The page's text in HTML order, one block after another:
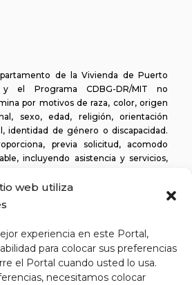
web utiliza
experiencia en este Portal,
para colocar sus preferencias
el Portal cuando usted lo usa.
necesitamos colocar
de la Vivienda de Puerto
el Programa CDBG-DR/MIT no
por motivos de raza, color, origen
sexo, edad, religión, orientación
identidad de género o discapacidad.
previa solicitud, acomodo
incluyendo asistencia y servicios,
todos los programas y actividades. El
se esfuerza continuamente por
como para otras funcionalidades
además de proporcionar acceso
asistencia con este sitio web o
puede comunicarse al1-833-